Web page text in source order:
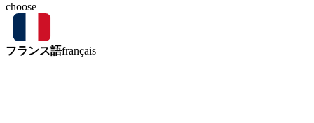
choose
フランス語français